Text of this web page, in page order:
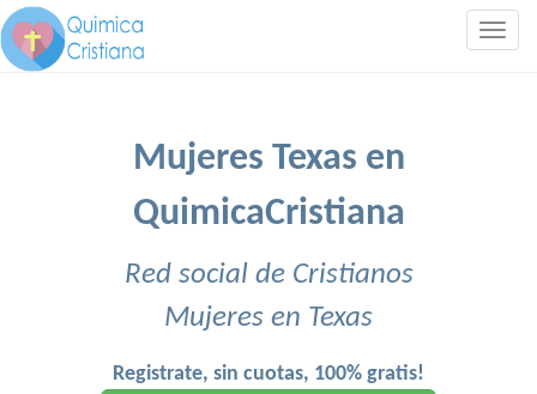
Mujeres Texas en
QuimicaCristiana
Red social de Cristianos
Mujeres en Texas
Registrate, sin cuotas, 100% gratis!